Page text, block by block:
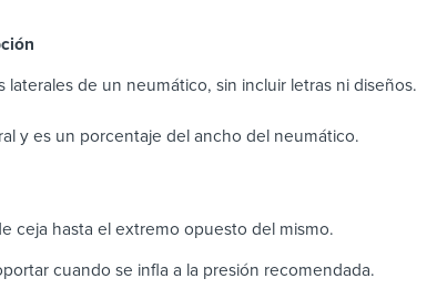
de un neumático, sin incluir letras ni diseños.
y es un porcentaje del ancho del neumático.
ceja hasta el extremo opuesto del mismo.
cuando se infla a la presión recomendada.